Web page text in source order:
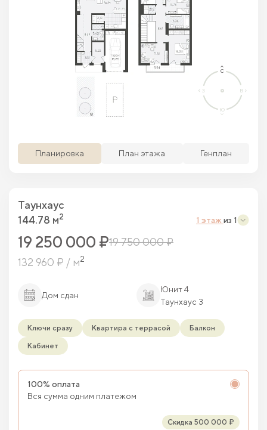
Планировка План этажа Генплан
Таунхаус
144.78 м2 1 этаж из 1
19 250 000 ₽19 750 000 ₽
132 960 ₽ / м2
Дом сдан
Юнит 4
Таунхаус 3
Ключи сразу Квартира с террасой Балкон
Кабинет
100% оплата
Вся сумма одним платежом
Скидка 500 000 ₽